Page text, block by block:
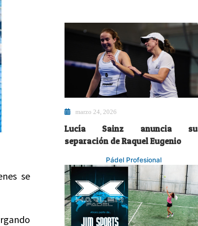
se
marzo 24, 2026
Lucía Sainz anuncia su
separación de Raquel Eugenio
Pádel Profesional